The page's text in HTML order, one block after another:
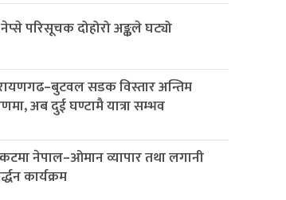
नेप्से परिसूचक दोहोरो अङ्कले घट्यो
सडक विस्तार अन्तिम
अब दुई घण्टामै यात्रा सम्भव
नेपाल–ओमान व्यापार तथा लगानी
कार्यक्रम